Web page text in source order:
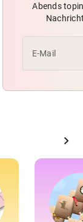
Abends
E-Mail
chevron_right